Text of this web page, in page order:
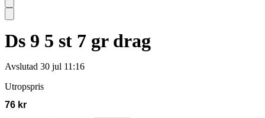
Ds 9 5 st 7 gr drag
Avslutad 30 jul 11:16
Utropspris
76 kr